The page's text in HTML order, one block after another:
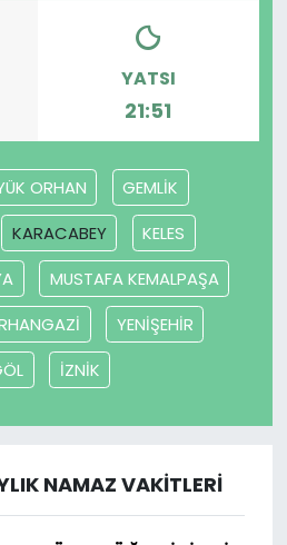
YATSI
21:51
ORHAN
GEMLİK
KARACABEY
KELES
MUSTAFA KEMALPAŞA
YENİŞEHİR
İZNİK
NAMAZ VAKITLERI